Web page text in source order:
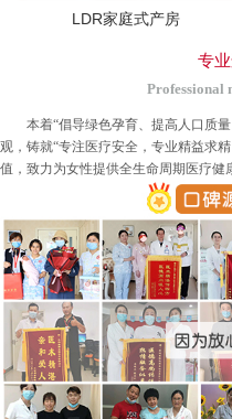
LDR家庭式产房
专
Professional
本着“倡导绿色孕育、提高人口质
观，铸就“专注医疗安全，专业精益求
值，致力为女性提供全生命周期医疗健